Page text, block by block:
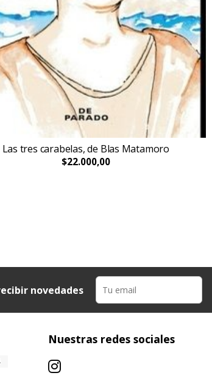
Las tres carabelas, de Blas Matamoro
$22.000,00
novedades
Nuestras redes sociales